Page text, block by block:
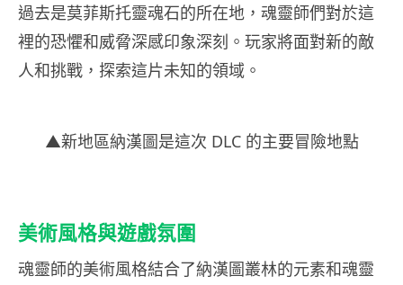
過去是莫菲斯托靈魂石的所在地，魂靈師們對於這
裡的恐懼和威脅深感印象深刻。玩家將面對新的敵
人和挑戰，探索這片未知的領域。
▲新地區納漢圖是這次 DLC 的主要冒險地點
美術風格與遊戲氛圍
魂靈師的美術風格結合了納漢圖叢林的元素和魂靈